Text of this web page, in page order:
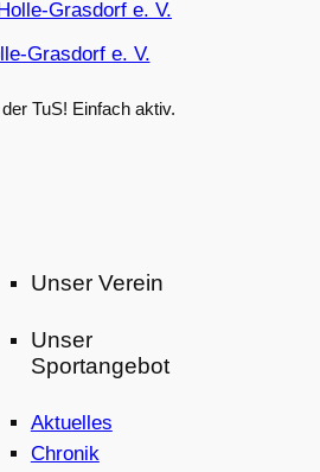
Grasdorf e. V.
TuS! Einfach aktiv.
Unser Verein
Unser
Sportangebot
Aktuelles
Chronik